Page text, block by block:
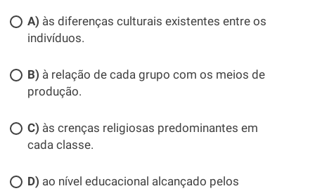
A) às diferenças culturais existentes entre os
indivíduos.
B) à relação de cada grupo com os meios de
produção.
C) às crenças religiosas predominantes em
cada classe.
D) ao nível educacional alcançado pelos